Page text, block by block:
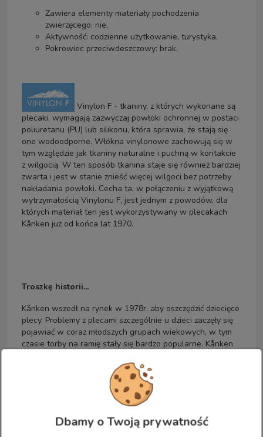
Zawiera elementy materiały pochodzenia
zwierzęcego: nie,
Aktywność: codzienne użytkowanie, turystyka,
Pokrowiec przeciwdeszczowy: brak,
Vinylon F - tkaniny, z których wykonane są
plecaki, wymagają zazwyczaj powłoki ochronnej w postaci
poliuretanu (PU) lub silikonu, która sprawia, że stają się
one wodoodporne. Włókna vinylonowe zachowują się w
tym względzie jak tkaniny naturalne i puchną w kontakcie
z wilgocią. W ten sposób tkanina staje się również bardziej
zwarta i jest w stanie znieść więcej wilgoci bez potrzeby
nakładania powłoki. Cecha ta, w połączeniu z wyjątkową
wytrzymałością Vinylonu F, jest jednym z powodów, dla
których materiał ten jest wykorzystywany w plecakach
Kånken już od końca lat 1970.
Troszkę historii...
Kånken wszedł na rynek w 1978r. aby oszczędzić dziecięce
plecy. Problemy z plecami szczególnie u dzieci zaczęły się
pojawiać w coraz młodszych grupach wiekowych, w tym
czasie torby na ramię stały się bardzo popularne. Kånken
się częstym widokiem na zielonych szkołach w całej
Szwecji. Idea używania plecaka wkrótce się
rozprzestrzeniła, tak jak Kånken. Dziś jest tak samo
popularny i świetnym wyborem do szkoły, na dwór albo na
rower do pracy.Dbamy o Twoją prywatność